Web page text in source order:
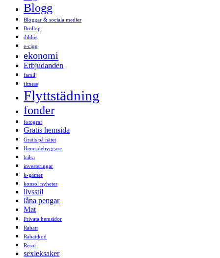
Blogg
Bloggar & sociala medier
Bröllop
dildos
e-cigg
ekonomi
Erbjudanden
familj
fitness
Flyttstädning
fonder
fotograf
Gratis hemsida
Gratis på nätet
Hemsidebyggare
hälsa
investeringar
k-gamer
konsol nyheter
livsstil
låna pengar
Mat
Privata hemsidor
Rabatt
Rabattkod
Resor
sexleksaker